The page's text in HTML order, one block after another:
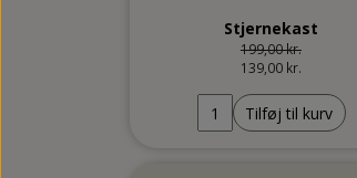
Stjernekast
199,00 kr.
139,00 kr.
Tilføj til kurv